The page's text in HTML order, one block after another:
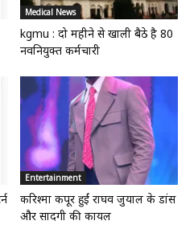
Medical News
kgmu : दो महीने से खाली बैठे है 80
नवनियुक्त कर्मचारी
Entertainment
करिश्मा कपूर हुईं राघव जुयाल के डांस
और सादगी की कायल